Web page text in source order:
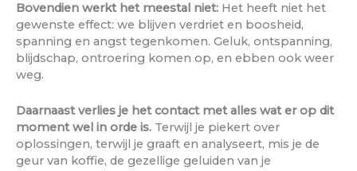
Bovendien werkt het meestal niet: Het heeft niet het
gewenste effect: we blijven verdriet en boosheid,
spanning en angst tegenkomen. Geluk, ontspanning,
blijdschap, ontroering komen op, en ebben ook weer
weg.
Daarnaast verlies je het contact met alles wat er op dit
moment wel in orde is. Terwijl je piekert over
oplossingen, terwijl je graaft en analyseert, mis je de
geur van koffie, de gezellige geluiden van je